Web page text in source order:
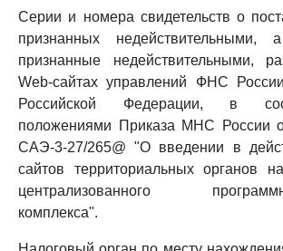
Серии и номера свидетельств о
признанных
признанные недействительными,
Web-сайтах управлений ФНС
Российской Федерации, в
положениями Приказа МНС России
САЭ-3-27/265@ "О введении в
сайтов территориальных органов
централизованного программно-
комплекса".